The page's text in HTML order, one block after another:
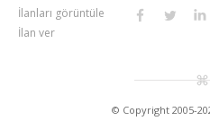
İlanları görüntüle
İlan ver
© Copyright 2005-